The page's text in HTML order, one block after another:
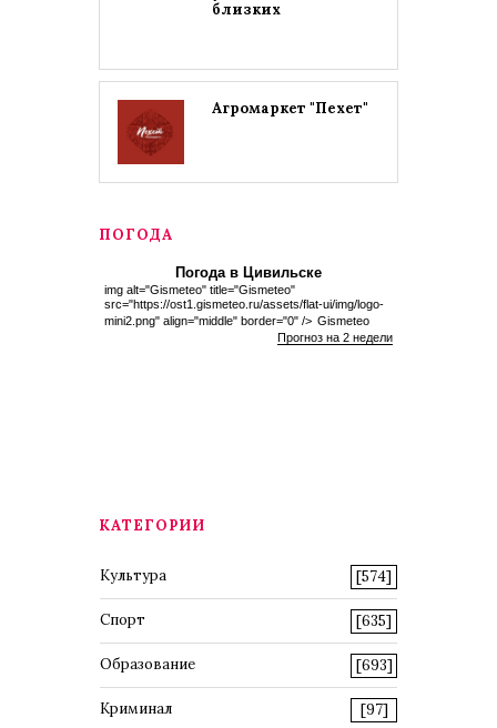
близких
Агромаркет "Пехет"
ПОГОДА
Погода в Цивильске
img alt="Gismeteo" title="Gismeteo"
src="https://ost1.gismeteo.ru/assets/flat-ui/img/logo-
mini2.png" align="middle" border="0" /> Gismeteo
Прогноз на 2 недели
КАТЕГОРИИ
Культура [574]
Спорт [635]
Образование [693]
Криминал [97]